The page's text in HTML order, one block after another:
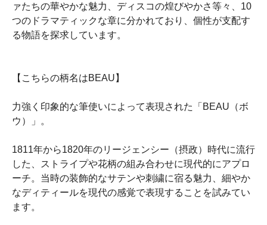
ァたちの華やかな魅力、ディスコの煌びやかさ等々、10
つのドラマティックな章に分かれており、個性が支配す
る物語を探求しています。
【こちらの柄名はBEAU】
力強く印象的な筆使いによって表現された「BEAU（ボ
ウ）」。
1811年から1820年のリージェンシー（摂政）時代に流行
した、ストライプや花柄の組み合わせに現代的にアプロ
ーチ。当時の装飾的なサテンや刺繍に宿る魅力、細やか
なディティールを現代の感覚で表現することを試みてい
ます。